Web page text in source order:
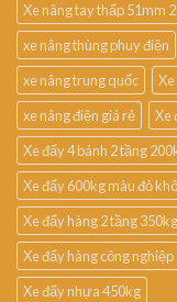
Xe nâng tay thấp 51mm
xe nâng thùng phuy điện
xe nâng trung quốc
xe nâng điện giá rẻ
Xe
Xe đẩy 4 bánh 2 tầng
Xe đẩy 600kg màu đỏ
Xe đẩy hàng 2 tầng 350kg
Xe đẩy hàng công nghiệp
Xe đẩy nhựa 450kg